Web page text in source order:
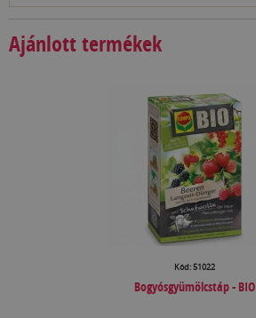
Ajánlott termékek
Kód: 51022
Bogyósgyümölcstáp - BIO